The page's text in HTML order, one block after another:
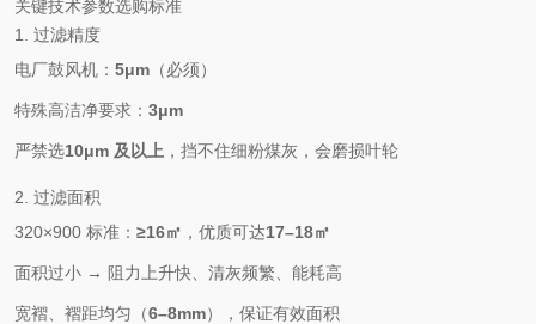
关键技术参数选购标准
1. 过滤精度
电厂鼓风机： 5μm （必须）
特殊高洁净要求： 3μm
严禁选10μm 及以上 ，挡不住细粉煤灰，会磨损叶轮
2. 过滤面积
320×900 标准： ≥16㎡ ，优质可达17–18㎡
面积过小 → 阻力上升快、清灰频繁、能耗高
宽褶、褶距均匀（6–8mm），保证有效面积